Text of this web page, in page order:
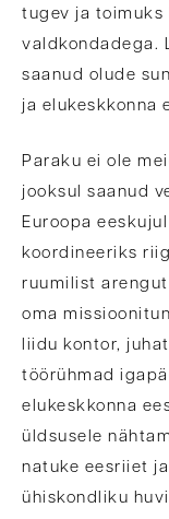
tugev ja toimuks
valdkondadega.
saanud olude
ja elukeskkonna
Paraku ei ole
jooksul saanud
Euroopa
koordineeriks
ruumilist
oma
liidu kontor,
töörühmad
elukeskkonna
üldsusele
natuke eesriiet
ühiskondliku